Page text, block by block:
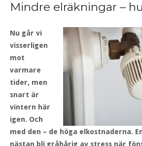
Mindre elräkningar –
Nu går vi
visserligen
mot
varmare
tider, men
snart är
vintern här
igen. Och
med den – de höga elkostnaderna.
nästan bli gråhårig av stress när